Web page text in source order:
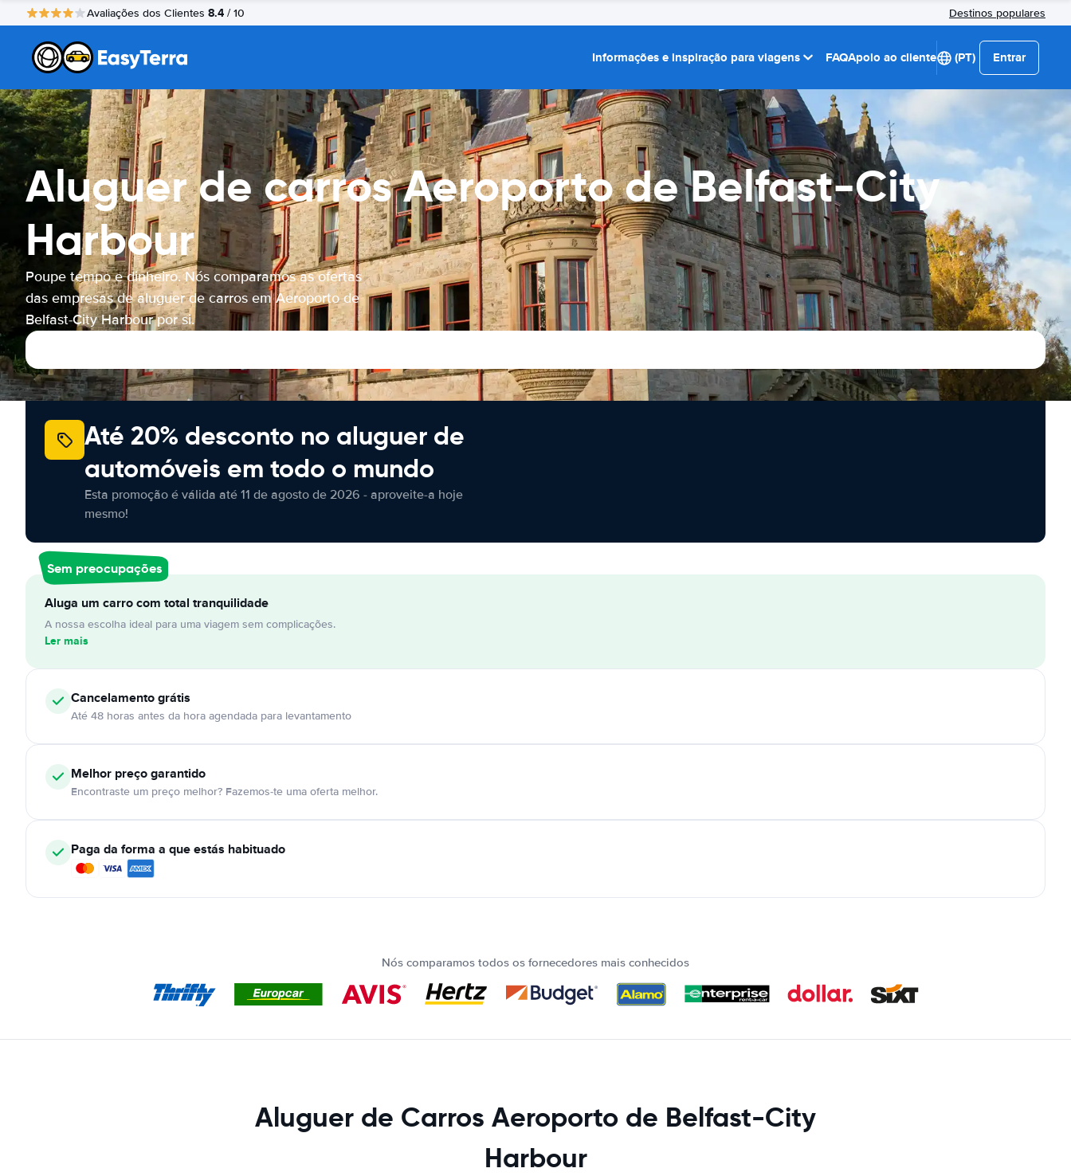
Avaliações dos Clientes 8.4 / 10 Destinos populares
Informações e inspiração para viagens FAQApoio ao cliente (PT) Entrar
Aluguer de carros Aeroporto de Belfast-City
Harbour
Poupe tempo e dinheiro. Nós comparamos as ofertas
das empresas de aluguer de carros em Aeroporto de
Belfast-City Harbour por si.
Até 20% desconto no aluguer de
automóveis em todo o mundo
Esta promoção é válida até 11 de agosto de 2026 - aproveite-a hoje
mesmo!
Sem preocupações
Aluga um carro com total tranquilidade
A nossa escolha ideal para uma viagem sem complicações.
Ler mais
Cancelamentográtis
Até 48 horas antes da hora agendada para levantamento
Melhor preço garantido
Encontraste um preço melhor? Fazemos-te uma oferta melhor.
Paga da forma a que estás habituado
Nós comparamos todos os fornecedores mais conhecidos
Aluguer de Carros Aeroporto de Belfast-City
Harbour